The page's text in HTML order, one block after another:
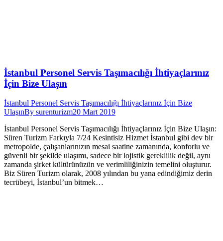
İstanbul Personel Servis Taşımacılığı İhtiyaçlarınız
İçin Bize Ulaşın
İstanbul Personel Servis Taşımacılığı İhtiyaçlarınız İçin Bize
UlaşınBy surenturizm20 Mart 2019
İstanbul Personel Servis Taşımacılığı İhtiyaçlarınız İçin Bize Ulaşın:
Süren Turizm Farkıyla 7/24 Kesintisiz Hizmet İstanbul gibi dev bir
metropolde, çalışanlarınızın mesai saatine zamanında, konforlu ve
güvenli bir şekilde ulaşımı, sadece bir lojistik gereklilik değil, aynı
zamanda şirket kültürünüzün ve verimliliğinizin temelini oluşturur.
Biz Süren Turizm olarak, 2008 yılından bu yana edindiğimiz derin
tecrübeyi, İstanbul’un bitmek…